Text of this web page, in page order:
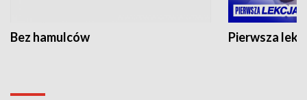
Bez hamulców Pierwsza